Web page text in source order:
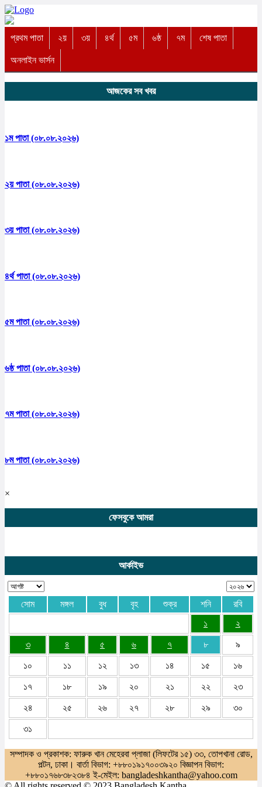
প্রথম পাতা ২য় ৩য় ৪র্থ ৫ম ৬ষ্ঠ ৭ম শেষ পাতা
অনলাইন ভার্সন
আজকের সব খবর
১ম পাতা (০৮.০৮.২০২৬)
২য় পাতা (০৮.০৮.২০২৬)
৩য় পাতা (০৮.০৮.২০২৬)
৪র্থ পাতা (০৮.০৮.২০২৬)
৫ম পাতা (০৮.০৮.২০২৬)
৬ষ্ঠ পাতা (০৮.০৮.২০২৬)
৭ম পাতা (০৮.০৮.২০২৬)
৮ম পাতা (০৮.০৮.২০২৬)
×
ফেসবুকে আমরা
আর্কাইভ
সোম মঙ্গল বুধ বৃহ শুক্র শনি
রবি
১
২
৩ ৪ ৫ ৬ ৭ ৮ ৯
১০ ১১ ১২ ১৩ ১৪ ১৫ ১৬
১৭ ১৮ ১৯ ২০ ২১ ২২ ২৩
২৪ ২৫ ২৬ ২৭ ২৮ ২৯ ৩০
৩১
সম্পাদক ও প্রকাশক: ফারুক খান মেহেরবা প্লাজা (লিফটের ১৫) ৩৩, তোপখানা রোড,
পল্টন, ঢাকা। বার্তা বিভাগ: +৮৮০১৯১৭০০৩৯২০ বিজ্ঞাপন বিভাগ:
+৮৮০১৭৬৮৩৮২৩৮৪ ই-মেইল: bangladeshkantha@yahoo.com